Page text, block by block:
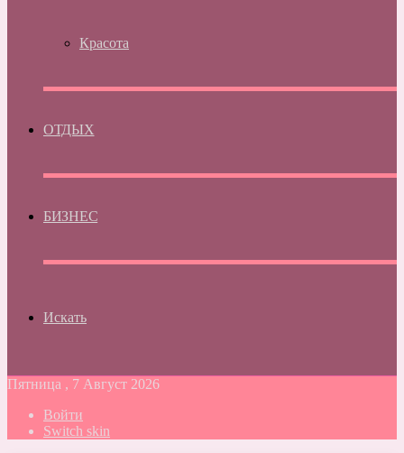
Красота
ОТДЫХ
БИЗНЕС
Искать
Пятница , 7 Август 2026
Войти
Switch skin